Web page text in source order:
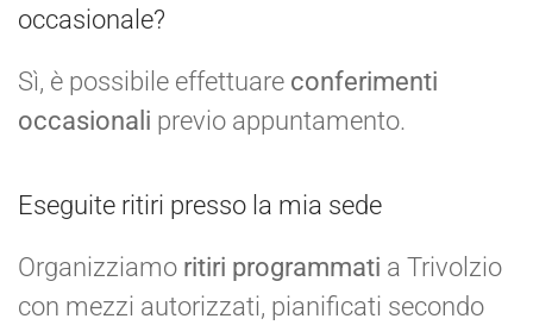
occasionale?
Sì, è possibile effettuare conferimenti
occasionali previo appuntamento.
Eseguite ritiri presso la mia sede
Organizziamo ritiri programmati a Trivolzio
con mezzi autorizzati, pianificati secondo